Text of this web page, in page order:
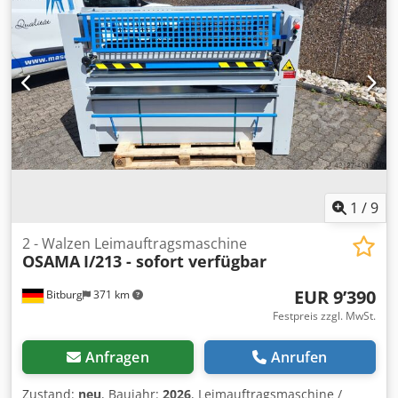
mm - Rillenabstand der Walzen 2 mm - Motorleistung 0,37
kW - Leimverteilungsbehälter aus lackiertem Blech -
Wassertank aus verzinktem Blech - CE-Kennzeichnung -
Volt 400/50/3Ph Verfügbarkeit: kurzfristig Standort:
Röllbach
1 /9
Bitburg 371 km
2 - Walzen Leimauftragsmaschine
OSAMA I/213 - sofort verfügbar
EUR 9’390
Festpreis zzgl. MwSt.
Anfragen Anrufen
Zustand: neu, Baujahr: 2026, Leimauftragsmaschine /